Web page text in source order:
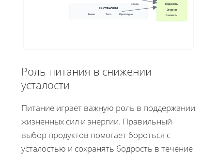
Обстановка
Темно Тихо Прохладно
Бодрость
Энергия
Свежесть
Среда
Роль питания в снижении
усталости
Питание играет важную роль в поддержании
жизненных сил и энергии. Правильный
выбор продуктов помогает бороться с
усталостью и сохранять бодрость в течение